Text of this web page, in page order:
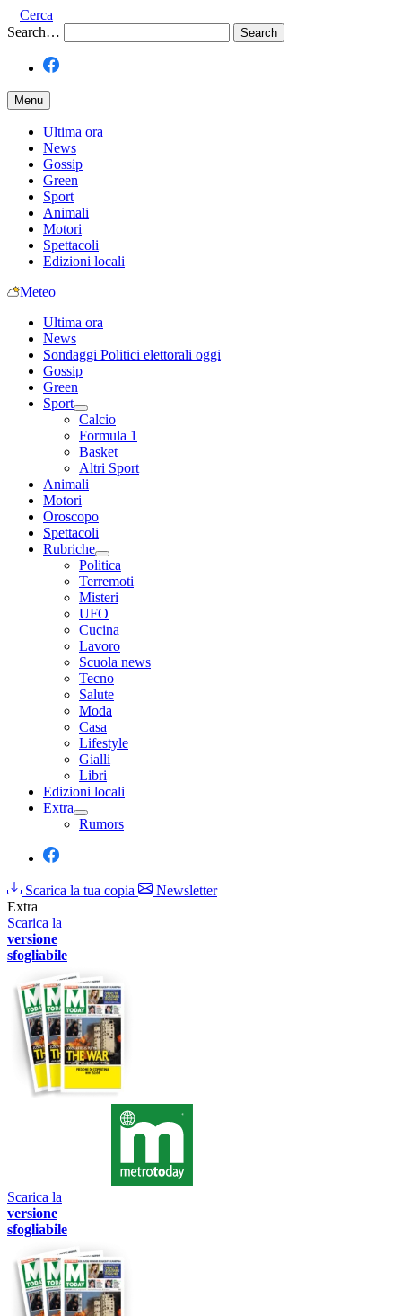
Cerca
Search…
Menu
Ultima ora
News
Gossip
Green
Sport
Animali
Motori
Spettacoli
Edizioni locali
Meteo
Ultima ora
News
Sondaggi Politici elettorali oggi
Gossip
Green
Sport
Calcio
Formula 1
Basket
Altri Sport
Animali
Motori
Oroscopo
Spettacoli
Rubriche
Politica
Terremoti
Misteri
UFO
Cucina
Lavoro
Scuola news
Tecno
Salute
Moda
Casa
Lifestyle
Gialli
Libri
Edizioni locali
Extra
Rumors
Scarica la tua copia
Newsletter
Extra
Scarica la
versione
sfogliabile
Scarica la
versione
sfogliabile